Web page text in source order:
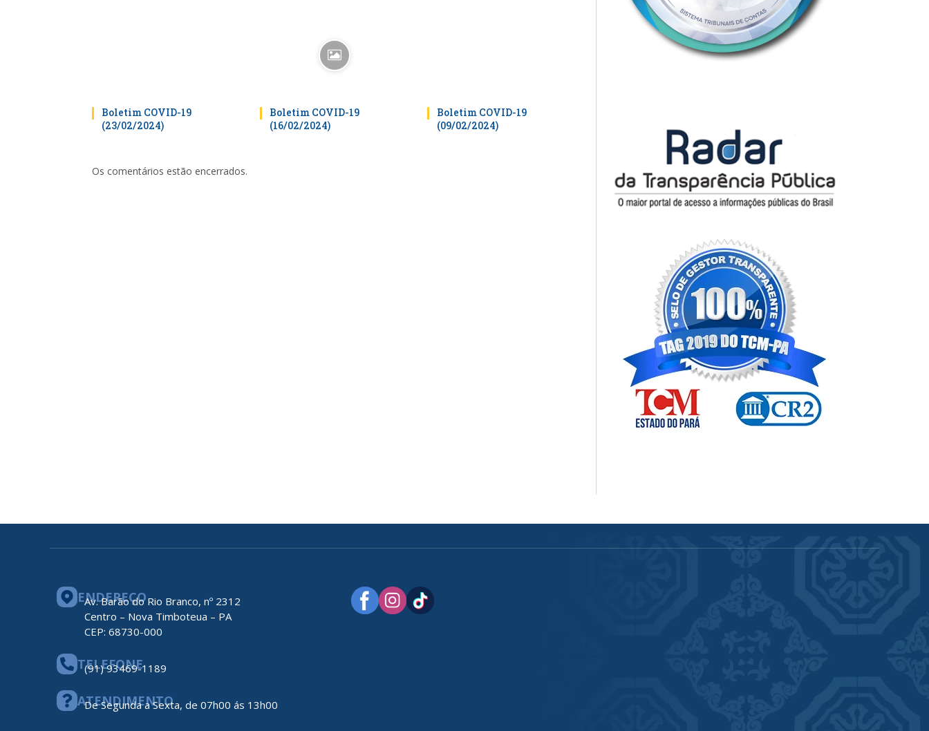
Boletim COVID-19
(23/02/2024)
Boletim COVID-19
(16/02/2024)
Boletim COVID-19
(09/02/2024)
Os comentários estão encerrados.
ENDEREÇO
Av. Barão do Rio Branco, nº 2312
Centro – Nova Timboteua – PA
CEP: 68730-000
TELEFONE
(91) 93469-1189
ATENDIMENTO
De Segunda a Sexta, de 07h00 ás 13h00